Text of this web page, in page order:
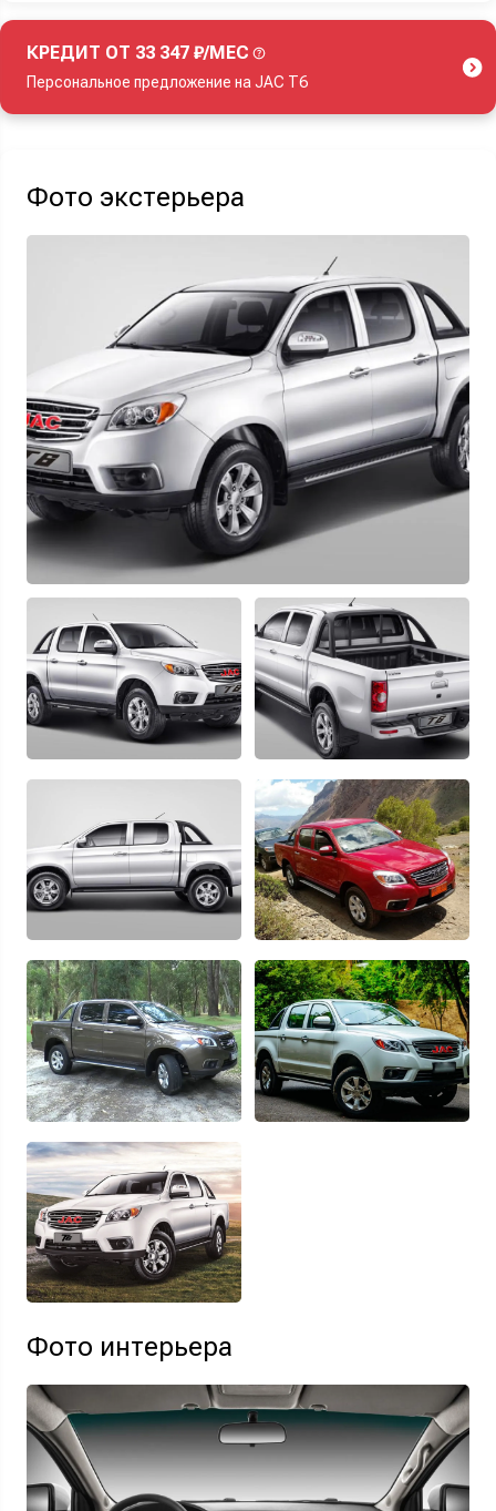
КРЕДИТ ОТ 33 347 ₽/МЕС
Персональное предложение на JAC T6
Узнать выгоду
Отправляя данную форму Вы даетесогласие на обработку
своих
персональных данных
Фото экстерьера
Фото интерьера